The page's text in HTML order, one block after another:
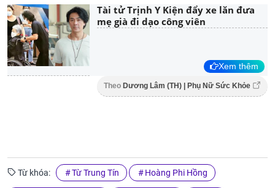
Tài tử Trịnh Y Kiện đẩy xe lăn đưa
mẹ già đi dạo công viên
Xem thêm
Theo Dương Lâm (TH) | Phụ Nữ Sức Khỏe
Từ khóa: Từ Trung Tín Hoàng Phi Hồng